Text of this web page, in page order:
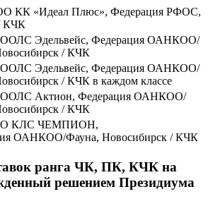
КК «Идеал Плюс», Федерация РФОС,
КЧК
Эдельвейс, Федерация ОАНКОО/
/ КЧК
Эдельвейс, Федерация ОАНКОО/
/ КЧК в каждом классе
Актион, Федерация ОАНКОО/
/ КЧК
КЛС ЧЕМПИОН,
ОАНКОО/Фауна, Новосибирск / КЧК
ранга ЧК, ПК, КЧК на
решением Президиума